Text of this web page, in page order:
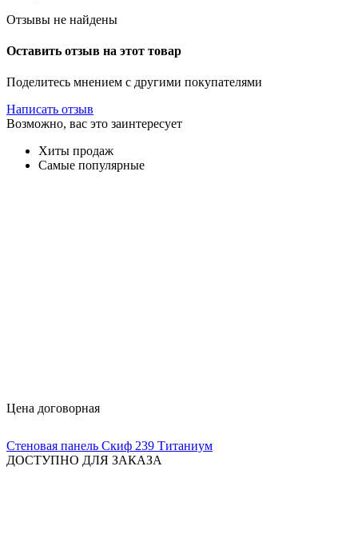
Отзывы не найдены
Оставить отзыв на этот товар
Поделитесь мнением с другими покупателями
Написать отзыв
Возможно, вас это заинтересует
Хиты продаж
Самые популярные
Цена договорная
Стеновая панель Скиф 239 Титаниум
ДОСТУПНО ДЛЯ ЗАКАЗА